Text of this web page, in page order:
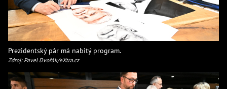
Prezidentský pár má nabitý program.
Zdroj: Pavel Dvořák/eXtra.cz